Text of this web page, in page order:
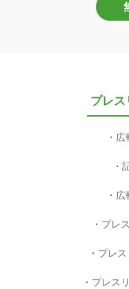
プレス
広
広
プレ
プレ
プレス